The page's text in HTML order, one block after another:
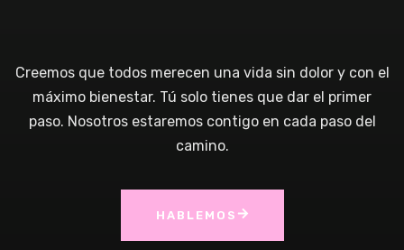
Creemos que todos merecen una vida sin dolor y con el
máximo bienestar. Tú solo tienes que dar el primer
paso. Nosotros estaremos contigo en cada paso del
camino.
HABLEMOS